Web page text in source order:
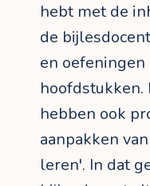
hebt met de
de
en
hoofdstukken.
hebben ook
aanpakken
leren'. In dat